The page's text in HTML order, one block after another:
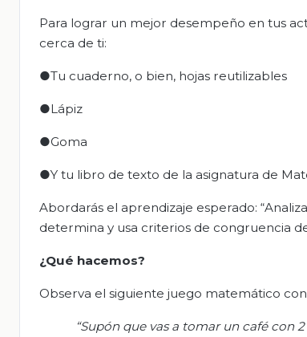
Para lograr un mejor desempeño en tus
cerca de ti:
●Tu cuaderno, o bien, hojas reutilizables
●Lápiz
●Goma
●Y tu libro de texto de la asignatura de
Abordarás el aprendizaje esperado:
determina y usa criterios de congruencia
¿Qué hacemos?
Observa el siguiente juego matemático
“Supónque vasa tomar un café con 2